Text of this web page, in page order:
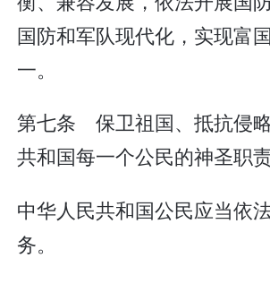
国防和军队现代化，实现富
一。
第七条 保卫祖国、抵抗侵
共和国每一个公民的神圣职责
中华人民共和国公民应当依
务。